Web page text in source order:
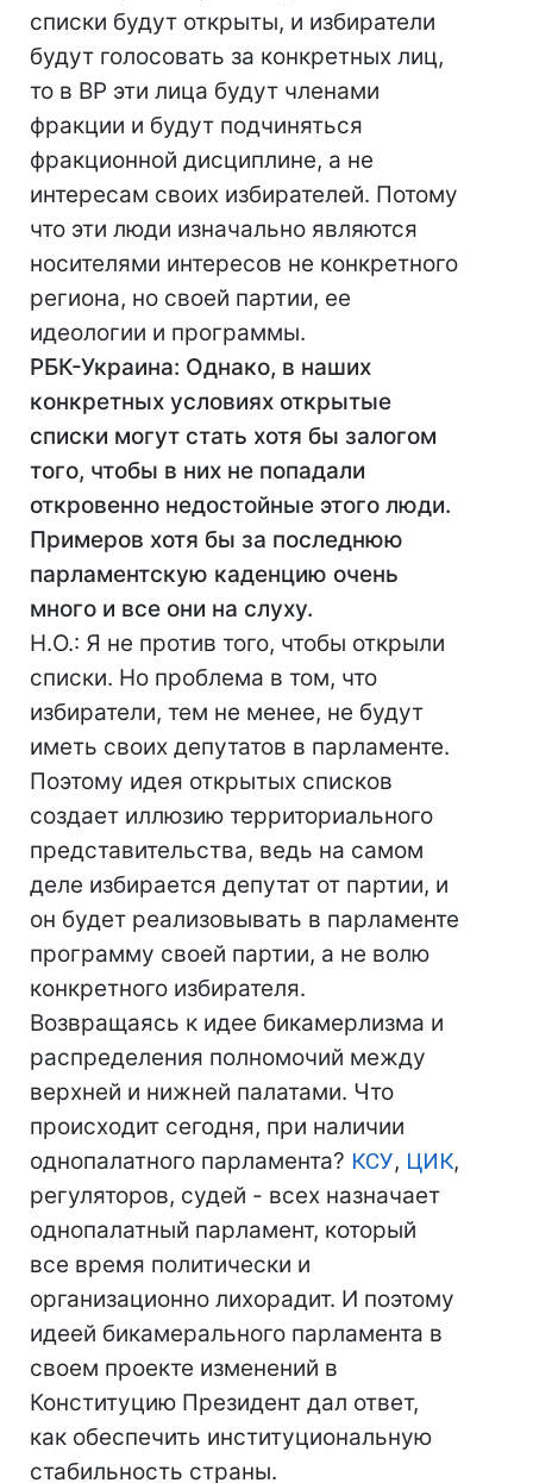
списки будут открыты, и избиратели
будут голосовать за конкретных лиц,
то в ВР эти лица будут членами
фракции и будут подчиняться
фракционной дисциплине, а не
интересам своих избирателей. Потому
что эти люди изначально являются
носителями интересов не конкретного
региона, но своей партии, ее
идеологии и программы.
РБК-Украина: Однако, в наших
конкретных условиях открытые
списки могут стать хотя бы залогом
того, чтобы в них не попадали
откровенно недостойные этого люди.
Примеров хотя бы за последнюю
парламентскую каденцию очень
много и все они на слуху.
Н.О.: Я не против того, чтобы открыли
списки. Но проблема в том, что
избиратели, тем не менее, не будут
иметь своих депутатов в парламенте.
Поэтому идея открытых списков
создает иллюзию территориального
представительства, ведь на самом
деле избирается депутат от партии, и
он будет реализовывать в парламенте
программу своей партии, а не волю
конкретного избирателя.
Возвращаясь к идее бикамерлизма и
распределения полномочий между
верхней и нижней палатами. Что
происходит сегодня, при наличии
однопалатного парламента? КСУ, ЦИК,
регуляторов, судей - всех назначает
однопалатный парламент, который
все время политически и
организационно лихорадит. И поэтому
идеей бикамерального парламента в
своем проекте изменений в
Конституцию Президент дал ответ,
как обеспечить институциональную
стабильность страны.